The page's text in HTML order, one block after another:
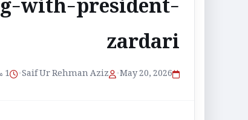
zardari
May 20, 2026
•
Saif Ur Rehman Aziz
• 1 منٹ پڑھنے کا وقت